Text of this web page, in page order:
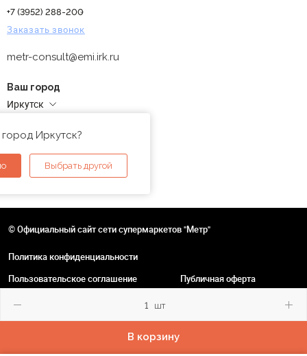
шт
В корзину
+7 (3952) 288-200
Заказать звонок
metr-consult@emi.irk.ru
Ваш город
Иркутск
Иркутск?
Выбрать другой
© Официальный сайт сети супермаркетов "Метр"
Политика конфиденциальности
Пользовательское соглашение
Публичная оферта